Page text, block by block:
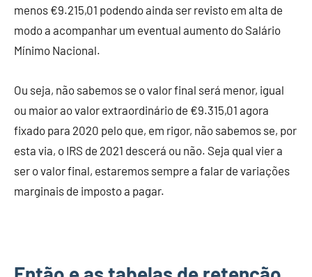
menos €9.215,01 podendo ainda ser revisto em alta de
modo a acompanhar um eventual aumento do Salário
Mínimo Nacional.
Ou seja, não sabemos se o valor final será menor, igual
ou maior ao valor extraordinário de €9.315,01 agora
fixado para 2020 pelo que, em rigor, não sabemos se, por
esta via, o IRS de 2021 descerá ou não. Seja qual vier a
ser o valor final, estaremos sempre a falar de variações
marginais de imposto a pagar.